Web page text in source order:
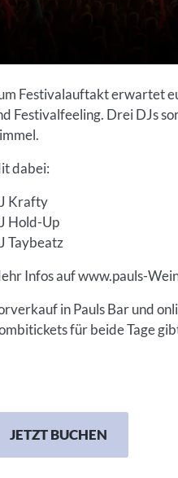
Festivalauftakt erwartet
Festivalfeeling. Drei DJs
dabei:
Krafty
Hold-Up
Taybeatz
Infos auf www.pauls-
in Pauls Bar und
für beide Tage
JETZT BUCHEN